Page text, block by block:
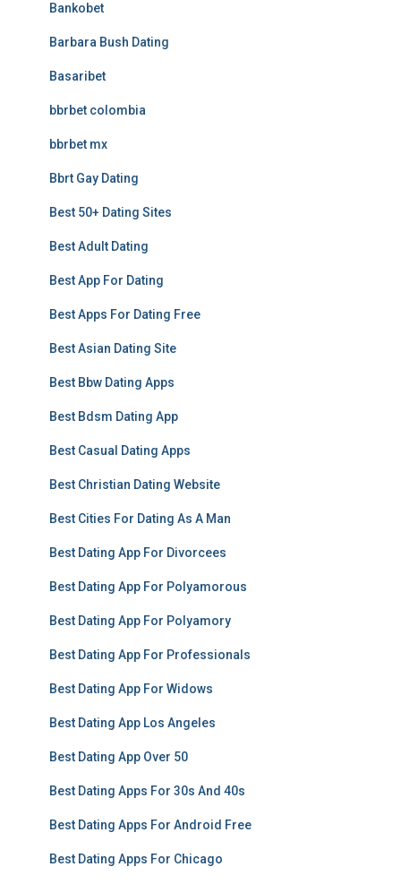
Bankobet
Barbara Bush Dating
Basaribet
bbrbet colombia
bbrbet mx
Bbrt Gay Dating
Best 50+ Dating Sites
Best Adult Dating
Best App For Dating
Best Apps For Dating Free
Best Asian Dating Site
Best Bbw Dating Apps
Best Bdsm Dating App
Best Casual Dating Apps
Best Christian Dating Website
Best Cities For Dating As A Man
Best Dating App For Divorcees
Best Dating App For Polyamorous
Best Dating App For Polyamory
Best Dating App For Professionals
Best Dating App For Widows
Best Dating App Los Angeles
Best Dating App Over 50
Best Dating Apps For 30s And 40s
Best Dating Apps For Android Free
Best Dating Apps For Chicago